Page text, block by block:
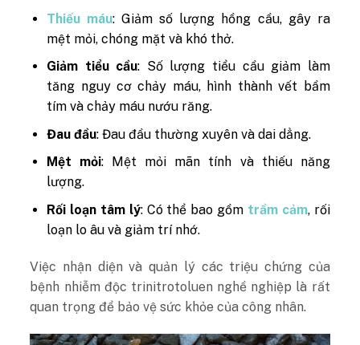
Thiếu máu: Giảm số lượng hồng cầu, gây ra
mệt mỏi, chóng mặt và khó thở.
Giảm tiểu cầu: Số lượng tiểu cầu giảm làm
tăng nguy cơ chảy máu, hình thành vết bầm
tím và chảy máu nướu răng.
Đau đầu: Đau đầu thường xuyên và dai dẳng.
Mệt mỏi: Mệt mỏi mãn tính và thiếu năng
lượng.
Rối loạn tâm lý: Có thể bao gồm trầm cảm, rối
loạn lo âu và giảm trí nhớ.
Việc nhận diện và quản lý các triệu chứng của
bệnh nhiễm độc trinitrotoluen nghề nghiệp là rất
quan trọng để bảo vệ sức khỏe của công nhân.